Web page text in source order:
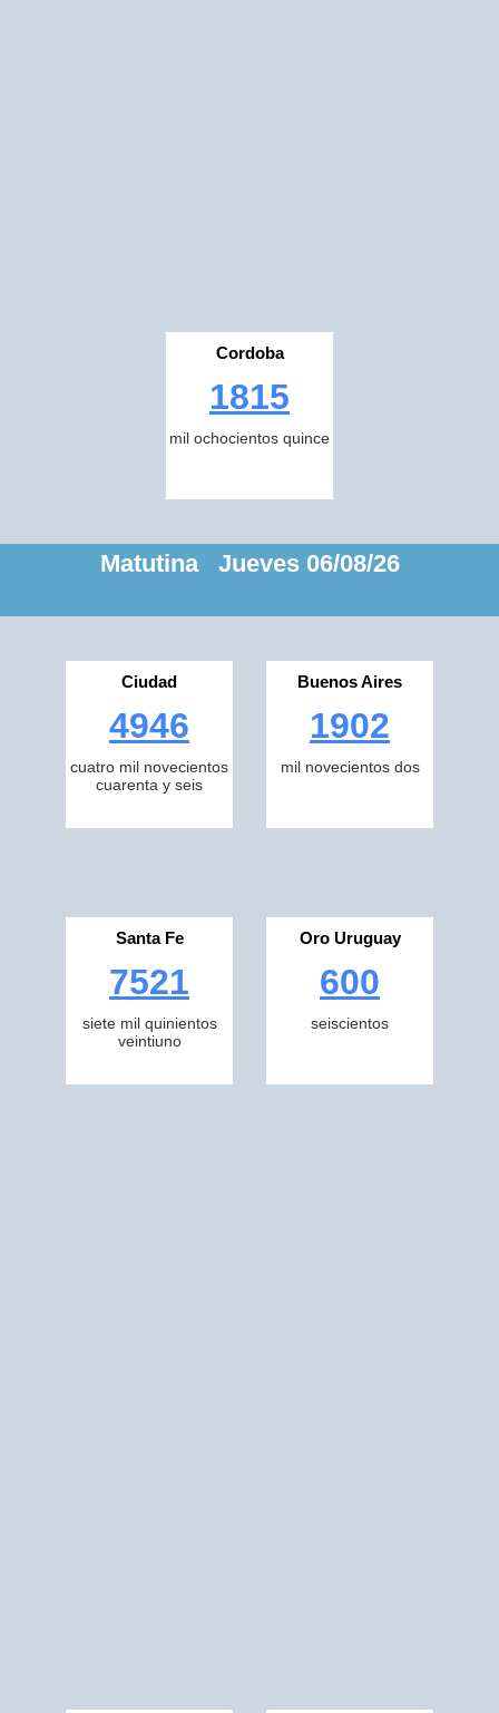
Cordoba
1815
mil ochocientos quince
Matutina Jueves 06/08/26
Ciudad
4946
cuatro mil novecientos
cuarenta y seis
Buenos Aires
1902
mil novecientos dos
Santa Fe
7521
siete mil quinientos
veintiuno
Oro Uruguay
600
seiscientos